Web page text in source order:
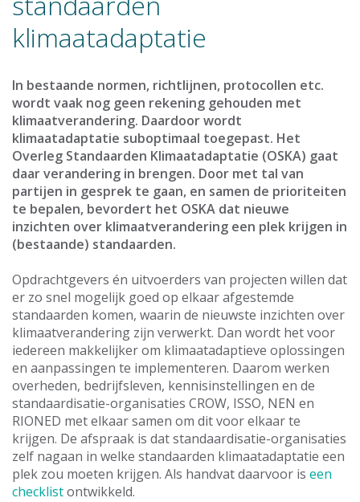
klimaatadaptatie
In bestaande normen, richtlijnen, protocollen etc.
wordt vaak nog geen rekening gehouden met
klimaatverandering. Daardoor wordt
klimaatadaptatie suboptimaal toegepast. Het
Overleg Standaarden Klimaatadaptatie (OSKA) gaat
daar verandering in brengen. Door met tal van
partijen in gesprek te gaan, en samen de prioriteiten
te bepalen, bevordert het OSKA dat nieuwe
inzichten over klimaatverandering een plek krijgen in
(bestaande) standaarden.
Opdrachtgevers én uitvoerders van projecten willen dat
er zo snel mogelijk goed op elkaar afgestemde
standaarden komen, waarin de nieuwste inzichten over
klimaatverandering zijn verwerkt. Dan wordt het voor
iedereen makkelijker om klimaatadaptieve oplossingen
en aanpassingen te implementeren. Daarom werken
overheden, bedrijfsleven, kennisinstellingen en de
standaardisatie-organisaties CROW, ISSO, NEN en
RIONED met elkaar samen om dit voor elkaar te
krijgen. De afspraak is dat standaardisatie-organisaties
zelf nagaan in welke standaarden klimaatadaptatie een
plek zou moeten krijgen. Als handvat daarvoor is een
checklistontwikkeld.